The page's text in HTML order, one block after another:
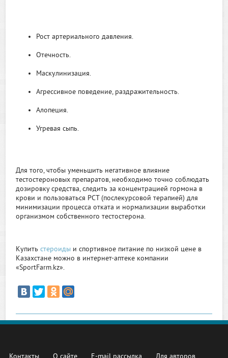
Рост артериального давления.
Отечность.
Маскулинизация.
Агрессивное поведение, раздражительность.
Алопеция.
Угревая сыпь.
Для того, чтобы уменьшить негативное влияние
тестостероновых препаратов, необходимо точно соблюдать
дозировку средства, следить за концентрацией гормона в
крови и пользоваться РСТ (послекурсовой терапией) для
минимизации процесса отката и нормализации выработки
организмом собственного тестостерона.
Купитьстероиды и спортивное питание по низкой цене в
Казахстане можно в интернет-аптеке компании
«SportFarm.kz».